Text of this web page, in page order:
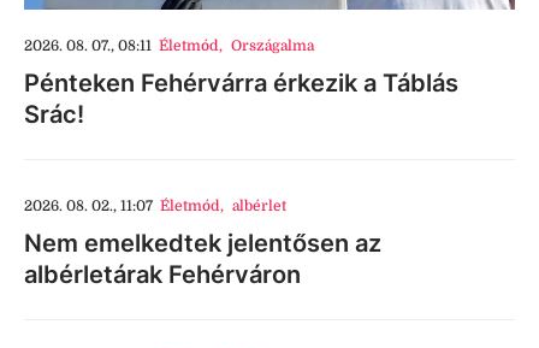
2026. 08. 07., 08:11 Életmód, Országalma
Pénteken Fehérvárra érkezik a Táblás
Srác!
2026. 08. 02., 11:07 Életmód, albérlet
Nem emelkedtek jelentősen az
albérletárak Fehérváron